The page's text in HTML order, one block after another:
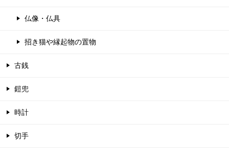
仏像・仏具
招き猫や縁起物の置物
古銭
鎧兜
時計
切手